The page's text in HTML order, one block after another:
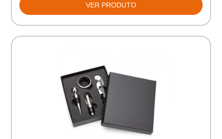
VER PRODUTO